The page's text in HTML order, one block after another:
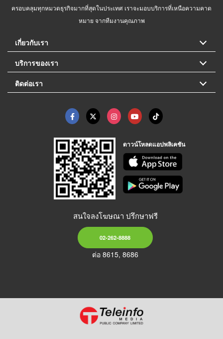
ครอบคลุมทุกหมวดธุรกิจมากที่สุดในประเทศ เราจะมอบบริการที่เหนือความคาด
หมาย จากทีมงานคุณภาพ
เกี่ยวกับเรา
บริการของเรา
ติดต่อเรา
ดาวน์โหลดแอปพลิเคชัน
สนใจลงโฆษณา ปรึกษาฟรี
02-262-8888
ต่อ 8615, 8686